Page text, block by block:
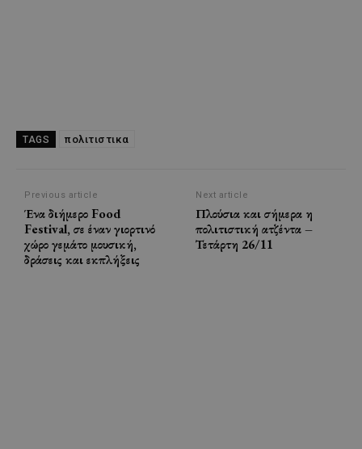
TAGS πολιτιστικα
Previous article
Ένα διήμερο Food
Festival, σε έναν γιορτινό
χώρο γεμάτο μουσική,
δράσεις και εκπλήξεις
Next article
Πλούσια και σήμερα η
πολιτιστική ατζέντα –
Τετάρτη 26/11